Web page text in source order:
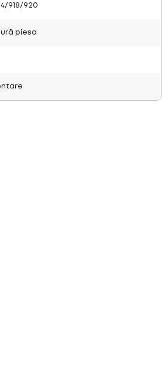
918/920
piesa